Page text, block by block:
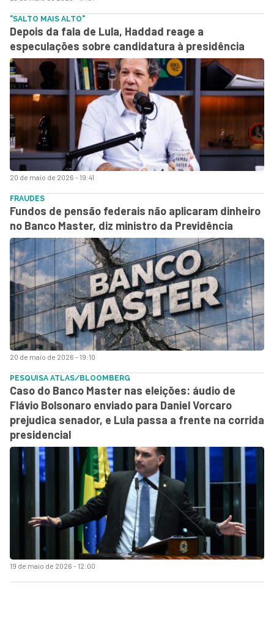
20 de maio de 2026 - 19:41
"SALTO MAIS ALTO"
Depois da fala de Lula, Haddad reage a
especulações sobre candidatura à presidência
20 de maio de 2026 - 19:10
FRAUDES
Fundos de pensão federais não aplicaram dinheiro
no Banco Master, diz ministro da Previdência
19 de maio de 2026 - 12:00
PESQUISA ATLAS/BLOOMBERG
Caso do Banco Master nas eleições: áudio de
Flávio Bolsonaro enviado para Daniel Vorcaro
prejudica senador, e Lula passa a frente na corrida
presidencial